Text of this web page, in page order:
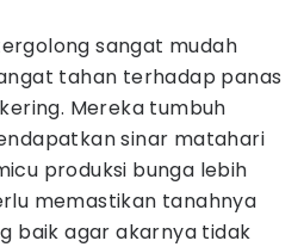
sangat mudah
tahan terhadap panas
Mereka tumbuh
sinar matahari
produksi bunga lebih
memastikan tanahnya
baik agar akarnya tidak